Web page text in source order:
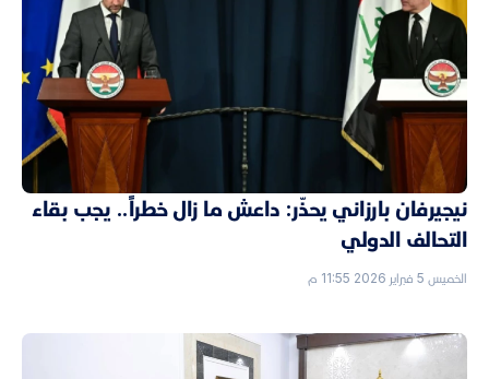
نيجيرفان بارزاني يحذّر: داعش ما زال خطراً.. يجب بقاء
التحالف الدولي
الخميس 5 فبراير 2026 11:55 م